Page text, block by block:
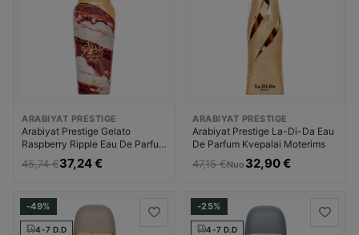
ARABIYAT PRESTIGE
Arabiyat Prestige Gelato
Raspberry Ripple Eau De Parfum
Kvepalai Moterims
45,74 €37,24 €
ARABIYAT PRESTIGE
Arabiyat Prestige La-Di-Da Eau
De Parfum Kvepalai Moterims
47,15 €Nuo 32,90 €
-49%
4-7 D.D
-25%
4-7 D.D